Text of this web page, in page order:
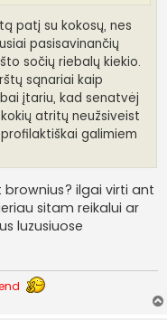
patį su kokosų, nes
pasisavinančių
sočių riebalų kiekio.
sąnariai kaip
įtariu, kad senatvėj
atritų neužsiveist
galimiem
ilgai virti ant
sitam reikalui ar
luzusiuose